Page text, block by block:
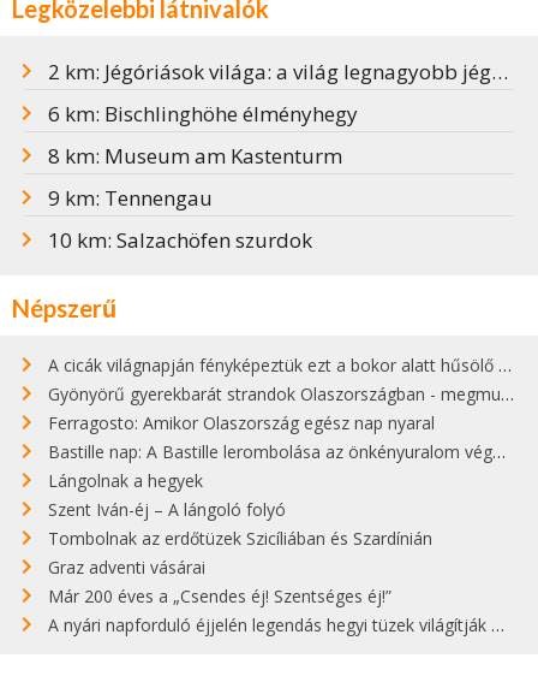
Legközelebbi látnivalók
2 km: Jégóriások világa: a világ legnagyobb jégbarlangja
6 km: Bischlinghöhe élményhegy
8 km: Museum am Kastenturm
9 km: Tennengau
10 km: Salzachöfen szurdok
Népszerű
A cicák világnapján fényképeztük ezt a bokor alatt hűsölő cicát Kisorosziban
Gyönyörű gyerekbarát strandok Olaszországban - megmutatjuk a 15 legjobbat
Ferragosto: Amikor Olaszország egész nap nyaral
Bastille nap: A Bastille lerombolása az önkényuralom végét jelentette
Lángolnak a hegyek
Szent Iván-éj – A lángoló folyó
Tombolnak az erdőtüzek Szicíliában és Szardínián
Graz adventi vásárai
Már 200 éves a „Csendes éj! Szentséges éj!”
A nyári napforduló éjjelén legendás hegyi tüzek világítják meg Zugspitzét